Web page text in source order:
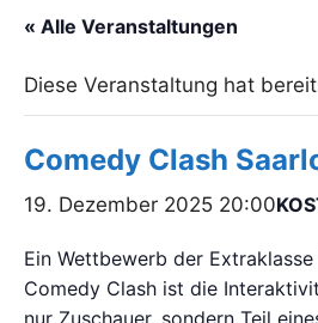
« Alle Veranstaltungen
Diese Veranstaltung hat
Comedy Clash
19. Dezember 2025 20:00
Ein Wettbewerb der
Comedy Clash ist die
nur Zuschauer, sondern Teil